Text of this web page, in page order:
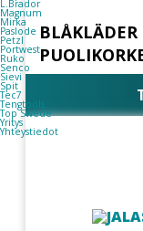
L.Brador
Magnum
Mirka
Paslode
Petzl
Portwest
Ruko
Senco
Sievi
Spit
Tec7
Tengtools
Top Swede
Yritys
Yhteystiedot